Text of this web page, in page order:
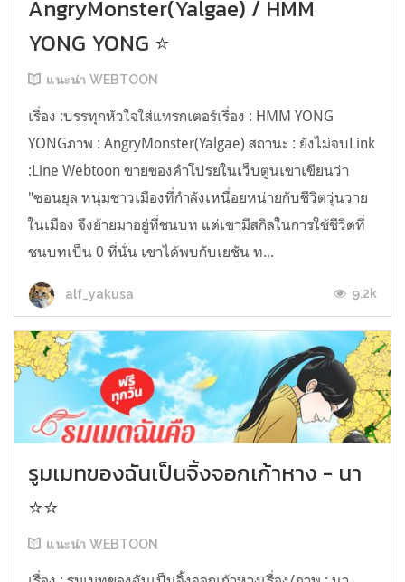
AngryMonster(Yalgae) / HMM
YONG YONG ⭐
แนะนำ WEBTOON
เรื่อง :บรรทุกหัวใจใส่แทรกเตอร์เรื่อง : HMM YONG
YONGภาพ : AngryMonster(Yalgae) สถานะ : ยังไม่จบLink
:Line Webtoon ขายของคำโปรยในเว็บตูนเขาเขียนว่า
"ซอนยุล หนุ่มชาวเมืองที่กำลังเหนื่อยหน่ายกับชีวิตวุ่นวาย
ในเมือง จึงย้ายมาอยู่ที่ชนบท แต่เขามีสกิลในการใช้ชีวิตที่
ชนบทเป็น 0 ที่นั่น เขาได้พบกับเยชัน ท...
alf_yakusa 9.2k
รูมเมทของฉันเป็นจิ้งจอกเก้าหาง - นา
⭐⭐
แนะนำ WEBTOON